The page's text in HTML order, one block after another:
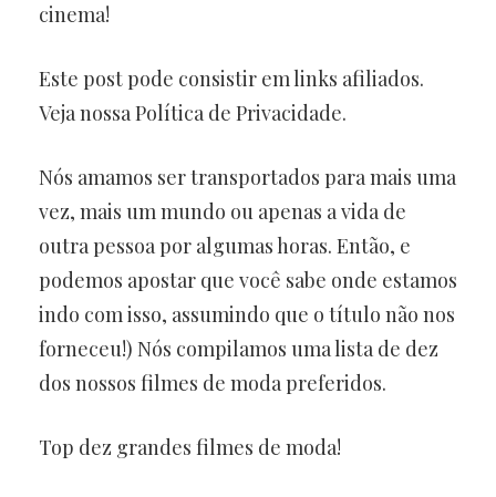
cinema!
Este post pode consistir em links afiliados.
Veja nossa Política de Privacidade.
Nós amamos ser transportados para mais uma
vez, mais um mundo ou apenas a vida de
outra pessoa por algumas horas. Então, e
podemos apostar que você sabe onde estamos
indo com isso, assumindo que o título não nos
forneceu!) Nós compilamos uma lista de dez
dos nossos filmes de moda preferidos.
Top dez grandes filmes de moda!